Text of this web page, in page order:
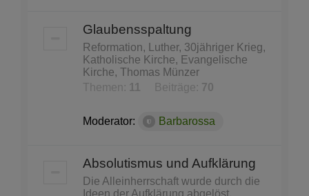
Glaubensspaltung
Reformation, Luther, 30jähriger Krieg,
Katholische Kirche, Evangelische
Kirche, Thomas Münzer
Themen:
Beiträge: 70
Moderator: Barbarossa
Absolutismus und Aufklärung
Die Alleinherrschaft wurde durch die
Ideen der Aufklärung abgelöst.